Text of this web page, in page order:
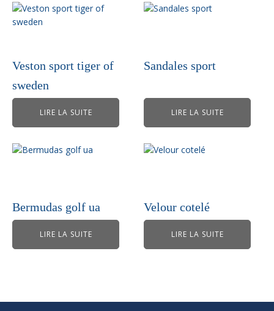
Veston sport tiger of
sweden
LIRE LA SUITE
Sandales sport
LIRE LA SUITE
Bermudas golf ua
LIRE LA SUITE
Velour cotelé
LIRE LA SUITE